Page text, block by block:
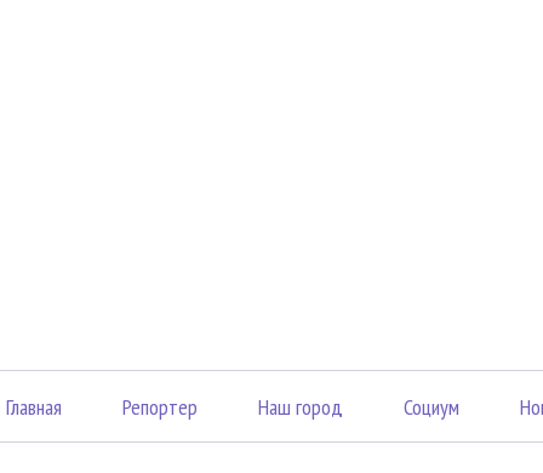
Главная Репортер Наш город Социум